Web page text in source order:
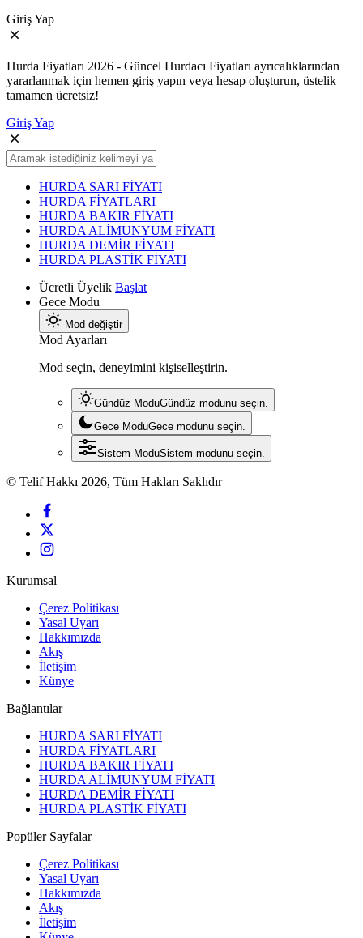
Giriş Yap
Hurda Fiyatları 2026 - Güncel Hurdacı Fiyatları ayrıcalıklarından
yararlanmak için hemen giriş yapın veya hesap oluşturun, üstelik
tamamen ücretsiz!
Giriş Yap
HURDA SARI FİYATI
HURDA FİYATLARI
HURDA BAKIR FİYATI
HURDA ALİMUNYUM FİYATI
HURDA DEMİR FİYATI
HURDA PLASTİK FİYATI
Ücretli Üyelik Başlat
Gece Modu
Mod değiştir
Mod Ayarları
Mod seçin, deneyimini kişiselleştirin.
Gündüz ModuGündüz modunu seçin.
Gece ModuGece modunu seçin.
Sistem ModuSistem modunu seçin.
© Telif Hakkı 2026, Tüm Hakları Saklıdır
Kurumsal
Çerez Politikası
Yasal Uyarı
Hakkımızda
Akış
İletişim
Künye
Bağlantılar
HURDA SARI FİYATI
HURDA FİYATLARI
HURDA BAKIR FİYATI
HURDA ALİMUNYUM FİYATI
HURDA DEMİR FİYATI
HURDA PLASTİK FİYATI
Popüler Sayfalar
Çerez Politikası
Yasal Uyarı
Hakkımızda
Akış
İletişim